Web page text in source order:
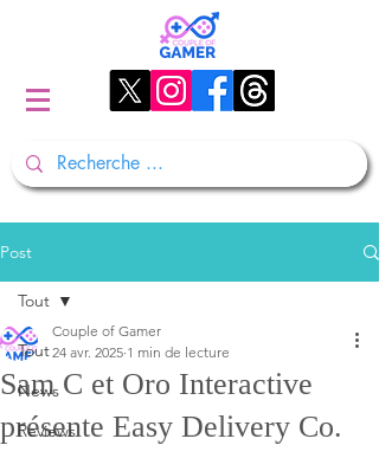
Post
Tout
News
Reviews
Tout
Sam C et Oro Interactive
présente Easy Delivery Co.
Couple of Gamer
24 avr. 2025 1 min de lecture